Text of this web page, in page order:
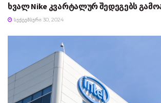
ხვალ Nike კვარტალურ შედეგებს
ᲡᲔᲥᲢᲔᲛᲑᲔᲠᲘ 30, 2024